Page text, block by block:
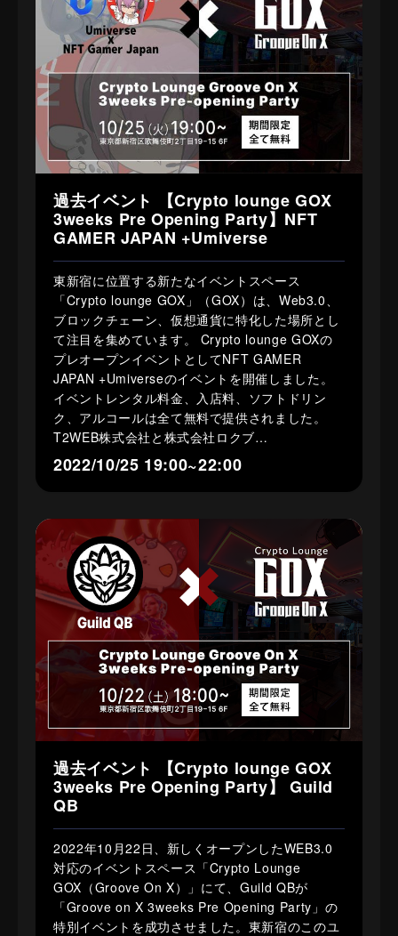
過去イベント 【Crypto lounge GOX
3weeks Pre Opening Party】NFT
GAMER JAPAN +Umiverse
東新宿に位置する新たなイベントスペース
「Crypto lounge GOX」（GOX）は、Web3.0、
ブロックチェーン、仮想通貨に特化した場所とし
て注目を集めています。 Crypto lounge GOXの
プレオープンイベントとしてNFT GAMER
JAPAN +Umiverseのイベントを開催しました。
イベントレンタル料金、入店料、ソフトドリン
ク、アルコールは全て無料で提供されました。
T2WEB株式会社と株式会社ロクブ…
2022/10/25 19:00~22:00
過去イベント 【Crypto lounge GOX
3weeks Pre Opening Party】 Guild
QB
2022年10月22日、新しくオープンしたWEB3.0
対応のイベントスペース「Crypto Lounge
GOX（Groove On X）」にて、Guild QBが
「Groove on X 3weeks Pre Opening Party」の
特別イベントを成功させました。東新宿のこのユ